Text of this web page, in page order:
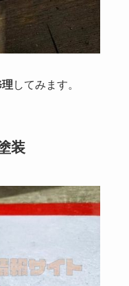
してみます。
装